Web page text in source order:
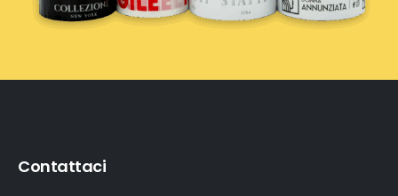
Contattaci